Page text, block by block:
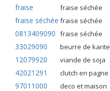
fraise fraise séchée
fraise séchée fraise séchée
0813409090 fraise séchée
33029090 beurre de karite
12079920 viande de soja
42021291 clutch en pagne
97011000 deco et maison